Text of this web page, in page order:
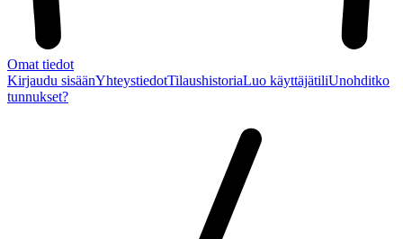
Omat tiedot
Kirjaudu sisäänYhteystiedotTilaushistoriaLuo käyttäjätiliUnohditko
tunnukset?